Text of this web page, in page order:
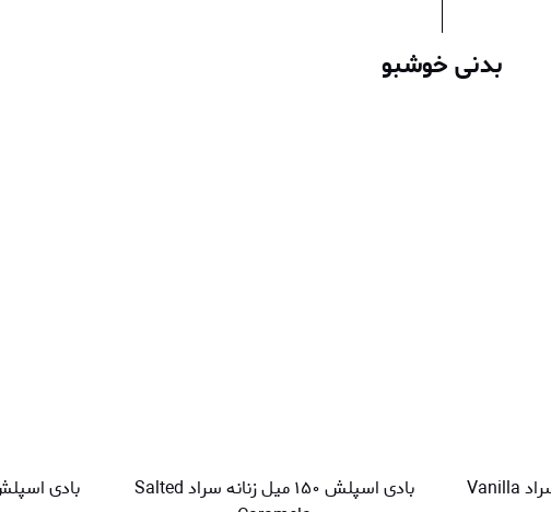
بدنی خوشبو
بادی اسپلش ۱۵۰ میل زنانه سراد Vanilla
بادی اسپلش ۱۵۰ میل زنانه سراد Salted